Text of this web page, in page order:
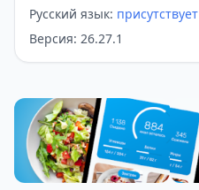
Русский язык: присутствует
Версия: 26.27.1